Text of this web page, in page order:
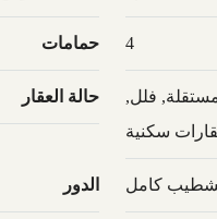
4 حمامات
فلل,
سكنية
حالة العقار
كامل الدور